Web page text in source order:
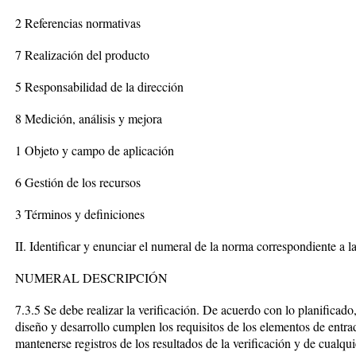
2 Referencias normativas
7 Realización del producto
5 Responsabilidad de la dirección
8 Medición, análisis y mejora
1 Objeto y campo de aplicación
6 Gestión de los recursos
3 Términos y definiciones
II. Identificar y enunciar el numeral de la norma correspondiente a
NUMERAL DESCRIPCIÓN
7.3.5 Se debe realizar la verificación. De acuerdo con lo
diseño y desarrollo cumplen los requisitos de los elementos de
mantenerse registros de los resultados de la verificación y de